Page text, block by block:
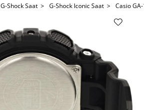
G-Shock Saat > G-Shock Iconic Saat > Casio